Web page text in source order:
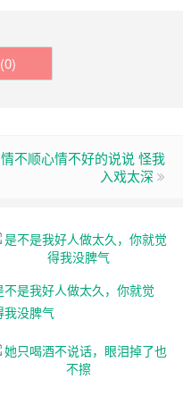
0)
不顺心情不好的说说 怪我
入戏太深
不是我好人做太久，你就觉
我没脾气